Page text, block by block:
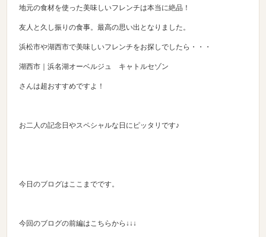
地元の食材を使った美味しいフレンチは本当に絶品！
友人と久し振りの食事。最高の思い出となりました。
浜松市や湖西市で美味しいフレンチをお探しでしたら・・・
湖西市｜浜名湖オーベルジュ キャトルセゾン
さんは超おすすめですよ！
お二人の記念日やスペシャルな日にピッタリです♪
今日のブログはここまでです。
今回のブログの前編はこちらから↓↓↓